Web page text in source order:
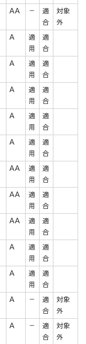
AA －
適
合
対象
外
A
適
用
適
合
A
適
用
適
合
A
適
用
適
合
A
適
用
適
合
A
適
用
適
合
AA
適
用
適
合
AA
適
用
適
合
AA
適
用
適
合
A
適
用
適
合
A
適
用
適
合
A －
適
合
対象
外
A －
適
合
対象
外